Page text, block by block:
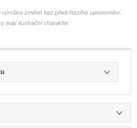
výrobce změnit bez předchozího upozornění.
mají ilustrační charakter.